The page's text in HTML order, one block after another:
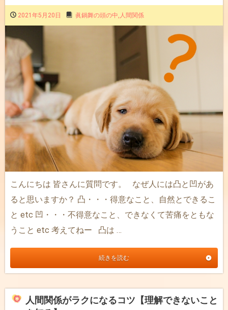
2021年5月20日 眞鍋舞の頭の中, 人間関係
こんにちは 皆さんに質問です。 なぜ人には凸と凹があ
ると思いますか？ 凸・・・得意なこと、自然とできるこ
と etc 凹・・・不得意なこと、できなくて苦痛をともな
うこと etc 考えてねー 凸は …
続きを読む
人間関係がラクになるコツ【理解できないこと